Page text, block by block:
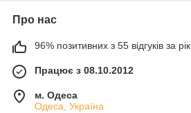
Про нас
96% позитивних з 55 відгуків за рік
Працює з 08.10.2012
м. Одеса
Одеса, Україна